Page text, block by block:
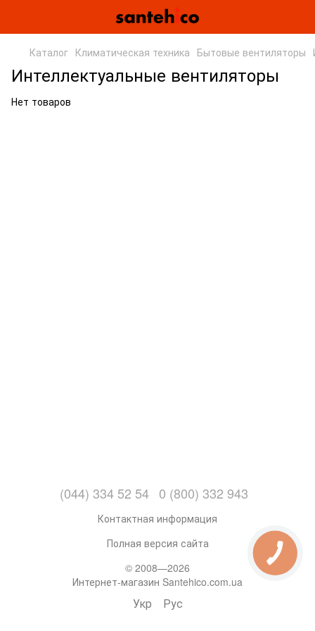
Каталог Климатическая техника Бытовые вентиляторы
Интеллектуальные вентиляторы
Нет товаров
(044) 334 52 54 0 (800) 332 943
Контактная информация
Полная версия сайта
© 2008—2026
Интернет-магазин Santehico.com.ua
Укр Рус